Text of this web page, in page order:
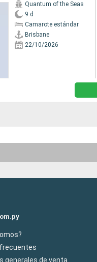
Quantum of the Seas
9 d
Camarote estándar
Brisbane
22/10/2026
generales de venta